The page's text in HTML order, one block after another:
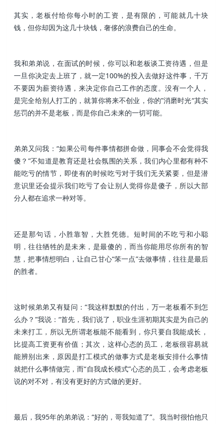
其实，老板付给你每小时的工资，是有限的，可能就几十块
钱，但你却因为这几十块钱，奢侈的浪费自己的生命。
我和弟弟说，在面试的时候，你可以和老板谈工资待遇，但是
一旦你决定去上班了，就一定100%的投入去做好这件事，千万
不要因为薪资待遇，来决定你自己工作的态度。没有一个人，
是完全给别人打工的，就算你将来不创业，你的”消磨时光“其实
惩罚的并不是老板，而是你自己未来的一切可能。
弟弟又问我：“如果公司每件事情都拼命做，同事会不会觉得我
傻？”不知道是教育还是社会氛围的关系，我们内心里都有种不
能吃亏的情节，即使有的时候吃亏对于我们无关紧要，但是潜
意识里还会提示我们吃亏了会让别人觉得你是傻子，所以大部
分人都在追求一种对等。
还是那句话，小胜靠智，大胜凭德。短时间的不吃亏和小聪
明，往往牺牲的是未来，是最傻的，而当你能用尽你所有的智
慧，把事情想明白，让自己甘心“笨一点”去做事情，往往是最后
的胜者。
这时候弟弟又有疑问：“我这样默默的付出，万一老板看不到怎
么办？”我说：“首先，我们说了，职业生涯初期其实是为自己的
未来打工，所以无所谓老板能不能看到，你只要自我能成长，
比提高工资更有价值；其次，这样心态的员工，老板很容易就
能辨别出来，原因是打工模式的做事方式是老板安排什么事情
就把什么事情做完，而“自我成长模式”心态的员工，会考虑老板
说的对不对，有没有更好的方式做的更好。
最后，我95年的弟弟说：“好的，哥我知道了”。我当时很怕他只